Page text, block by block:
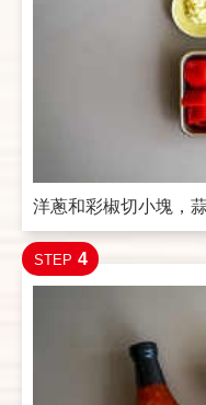
洋蔥和彩椒切小塊，蒜
STEP 4